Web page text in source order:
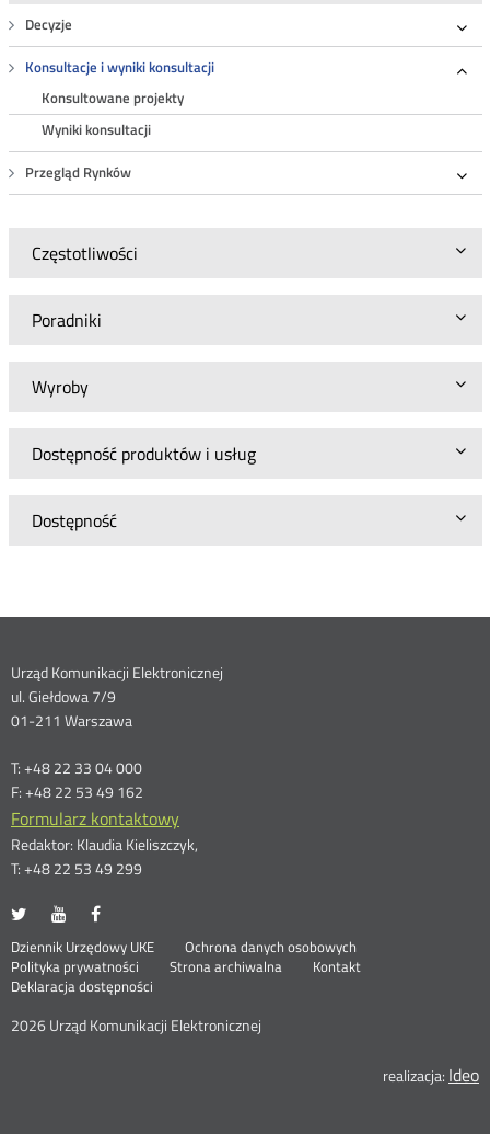
Decyzje
Konsultacje i wyniki konsultacji
Konsultowane projekty
Wyniki konsultacji
Przegląd Rynków
Częstotliwości
Poradniki
Wyroby
Dostępność produktów i usług
Dostępność
Dane
kontaktowe
Urząd Komunikacji Elektronicznej
ul. Giełdowa 7/9
01-211 Warszawa
T: +48 22 33 04 000
F: +48 22 53 49 162
Formularz kontaktowy
Redaktor: Klaudia Kieliszczyk,
T: +48 22 53 49 299
UKE
portalu
Twitter
Otwórz
nowym
oknie
UKE
portalu
Youtube
Otwórz
nowym
oknie
portalu
Facebook
nowym
oknie
Stopka
menu
Dziennik Urzędowy UKE Otwórz
Ochrona danych osobowych
Polityka prywatności
Otwórz
w
oknie
Strona archiwalna
Kontakt
Deklaracja dostępności
2026 Urząd Komunikacji Elektronicznej
realizacja: Ideo